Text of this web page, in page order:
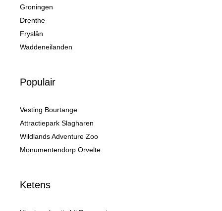
Groningen
Drenthe
Fryslân
Waddeneilanden
Populair
Vesting Bourtange
Attractiepark Slagharen
Wildlands Adventure Zoo
Monumentendorp Orvelte
Ketens